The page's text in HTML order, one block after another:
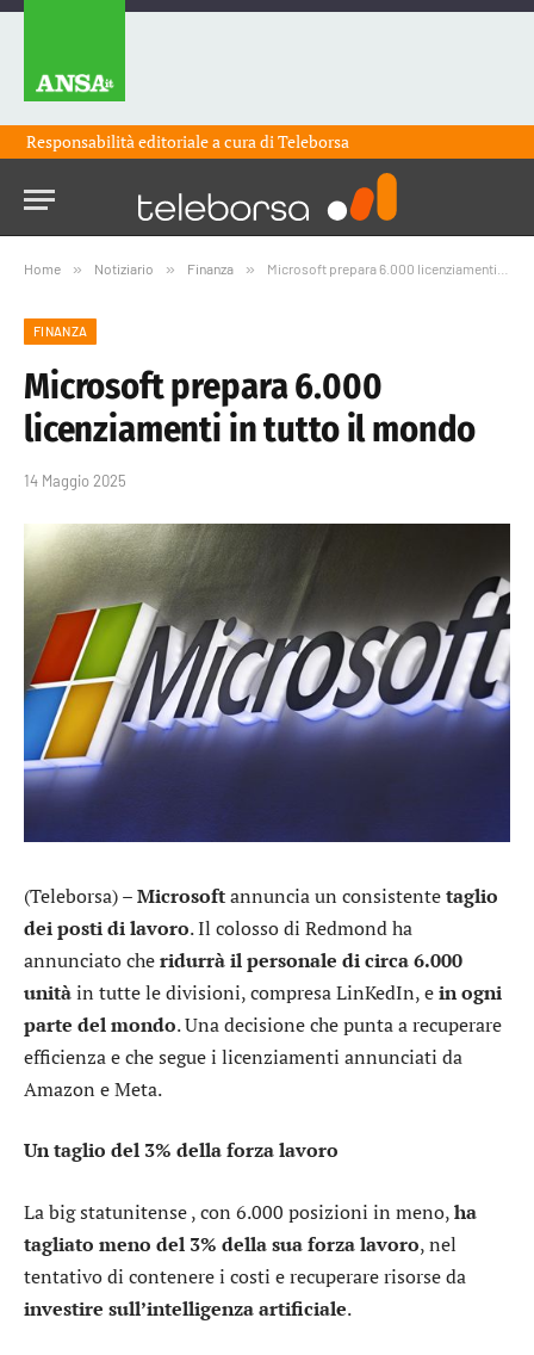
Responsabilità editoriale a cura diTeleborsa
Home » Notiziario » Finanza » Microsoft prepara 6.000 licenziamenti in tutto il mondo
FINANZA
Microsoft prepara 6.000
licenziamenti in tutto il mondo
14 Maggio 2025
(Teleborsa) –Microsoftannuncia un consistentetaglio
dei posti di lavoro. Il colosso di Redmond ha
annunciato cheridurrà il personale di circa 6.000
unitàin tutte le divisioni, compresa LinKedIn, ein ogni
parte del mondo. Una decisione che punta a recuperare
efficienza e che segue i licenziamenti annunciati da
Amazon e Meta.
Un taglio del 3% della forza lavoro
La big statunitense , con 6.000 posizioni in meno,ha
tagliato meno del 3% della sua forza lavoro, nel
tentativo di contenere i costi e recuperare risorse da
investire sull’intelligenza artificiale.